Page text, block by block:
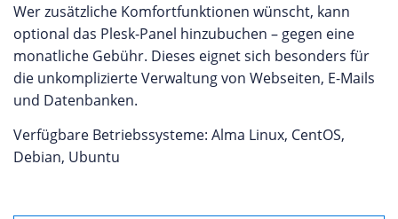
Wer zusätzliche Komfortfunktionen wünscht, kann
optional das Plesk-Panel hinzubuchen – gegen eine
monatliche Gebühr. Dieses eignet sich besonders für
die unkomplizierte Verwaltung von Webseiten, E-Mails
und Datenbanken.
Verfügbare Betriebssysteme: Alma Linux, CentOS,
Debian, Ubuntu